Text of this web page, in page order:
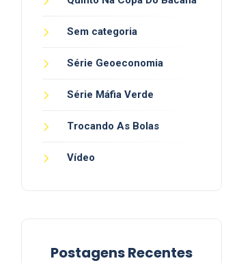
Sem categoria
Série Geoeconomia
Série Máfia Verde
Trocando As Bolas
Vídeo
Postagens Recentes